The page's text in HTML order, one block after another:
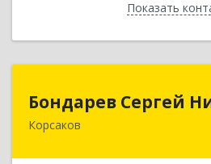
ПоказатьНазад
Бондарев Сергей
Корсаков
Бондарев